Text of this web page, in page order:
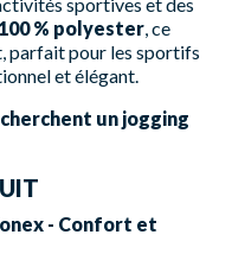
100 % polyester , ce
parfait pour les sportifs
et élégant.
un jogging
- Confort et